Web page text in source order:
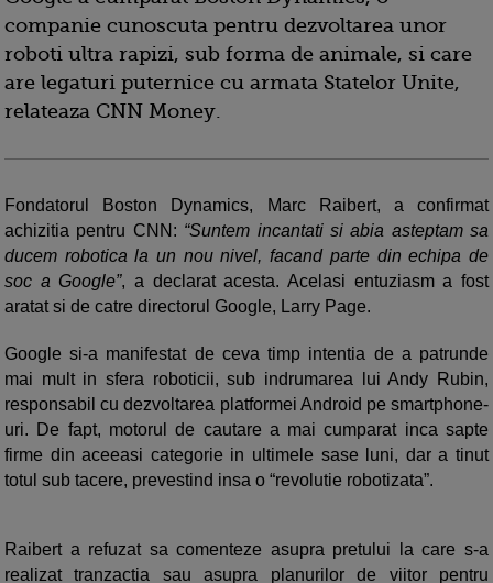
companie cunoscuta pentru dezvoltarea unor
roboti ultra rapizi, sub forma de animale, si care
are legaturi puternice cu armata Statelor Unite,
relateaza CNN Money.
Fondatorul Boston Dynamics, Marc Raibert, a confirmat
achizitia pentru CNN: “Suntem incantati si abia asteptam sa
ducem robotica la un nou nivel, facand parte din echipa de
soc a Google”, a declarat acesta. Acelasi entuziasm a fost
aratat si de catre directorul Google, Larry Page.
Google si-a manifestat de ceva timp intentia de a patrunde
mai mult in sfera roboticii, sub indrumarea lui Andy Rubin,
responsabil cu dezvoltarea platformei Android pe smartphone-
uri. De fapt, motorul de cautare a mai cumparat inca sapte
firme din aceeasi categorie in ultimele sase luni, dar a tinut
totul sub tacere, prevestind insa o “revolutie robotizata”.
Raibert a refuzat sa comenteze asupra pretului la care s-a
realizat tranzactia sau asupra planurilor de viitor pentru